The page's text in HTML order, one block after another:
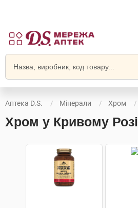
Аптека D.S. Мінерали Хром
Хром у Кривому Розі